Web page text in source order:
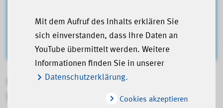
Mit dem Aufruf des Inhalts erklären Sie
sich einverstanden, dass Ihre Daten an
YouTube übermittelt werden. Weitere
Informationen finden Sie in unserer
Datenschutzerklärung.
Cookies akzeptieren
Gemeinsam gegen Corona |
Warum soll ich mich impfen